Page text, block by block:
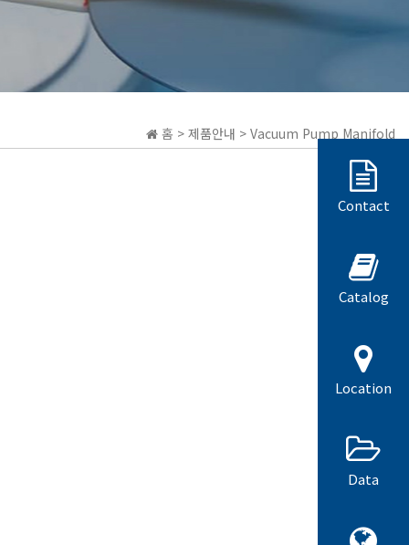
Contact
Catalog
Location
Data
홈 > 제품안내 > Vacuum Pump Manifold